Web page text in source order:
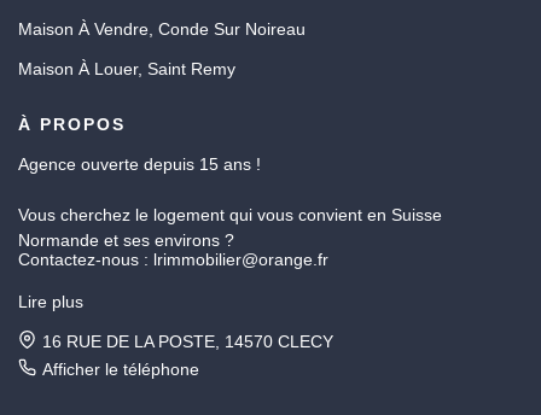
Maison À Vendre, Conde Sur Noireau
Maison À Louer, Saint Remy
À PROPOS
Agence ouverte depuis 15 ans !
Vous cherchez le logement qui vous convient en Suisse
Normande et ses environs ?
dynamique à l'écoute de vos envies et de vos besoins.
Agence accueillante située dans le bourg de Clécy face à l'église.
Lire plus
16 RUE DE LA POSTE, 14570 CLECY
Afficher le téléphone